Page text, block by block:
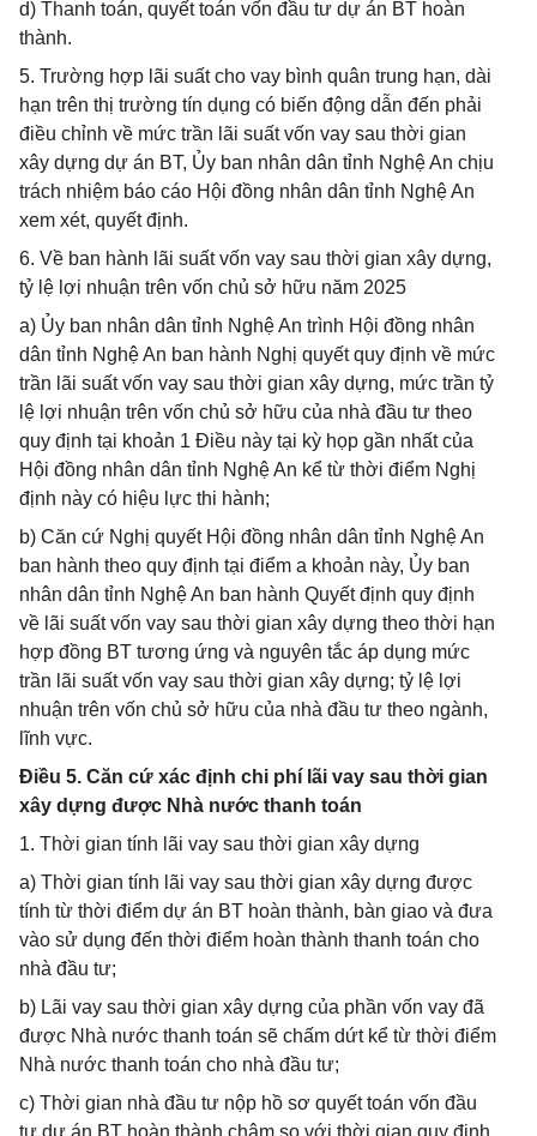
d) Thanh toán, quyết toán vốn đầu tư dự án BT hoàn
thành.
5. Trường hợp lãi suất cho vay bình quân trung hạn, dài
hạn trên thị trường tín dụng có biến động dẫn đến phải
điều chỉnh về mức trần lãi suất vốn vay sau thời gian
xây dựng dự án BT, Ủy ban nhân dân tỉnh Nghệ An chịu
trách nhiệm báo cáo Hội đồng nhân dân tỉnh Nghệ An
xem xét, quyết định.
6. Về ban hành lãi suất vốn vay sau thời gian xây dựng,
tỷ lệ lợi nhuận trên vốn chủ sở hữu năm 2025
a) Ủy ban nhân dân tỉnh Nghệ An trình Hội đồng nhân
dân tỉnh Nghệ An ban hành Nghị quyết quy định về mức
trần lãi suất vốn vay sau thời gian xây dựng, mức trần tỷ
lệ lợi nhuận trên vốn chủ sở hữu của nhà đầu tư theo
quy định tại khoản 1 Điều này tại kỳ họp gần nhất của
Hội đồng nhân dân tỉnh Nghệ An kể từ thời điểm Nghị
định này có hiệu lực thi hành;
b) Căn cứ Nghị quyết Hội đồng nhân dân tỉnh Nghệ An
ban hành theo quy định tại điểm a khoản này, Ủy ban
nhân dân tỉnh Nghệ An ban hành Quyết định quy định
về lãi suất vốn vay sau thời gian xây dựng theo thời hạn
hợp đồng BT tương ứng và nguyên tắc áp dụng mức
trần lãi suất vốn vay sau thời gian xây dựng; tỷ lệ lợi
nhuận trên vốn chủ sở hữu của nhà đầu tư theo ngành,
lĩnh vực.
Điều 5. Căn cứ xác định chi phí lãi vay sau thời gian
xây dựng được Nhà nước thanh toán
1. Thời gian tính lãi vay sau thời gian xây dựng
a) Thời gian tính lãi vay sau thời gian xây dựng được
tính từ thời điểm dự án BT hoàn thành, bàn giao và đưa
vào sử dụng đến thời điểm hoàn thành thanh toán cho
nhà đầu tư;
b) Lãi vay sau thời gian xây dựng của phần vốn vay đã
được Nhà nước thanh toán sẽ chấm dứt kể từ thời điểm
Nhà nước thanh toán cho nhà đầu tư;
c) Thời gian nhà đầu tư nộp hồ sơ quyết toán vốn đầu
tư dự án BT hoàn thành chậm so với thời gian quy định